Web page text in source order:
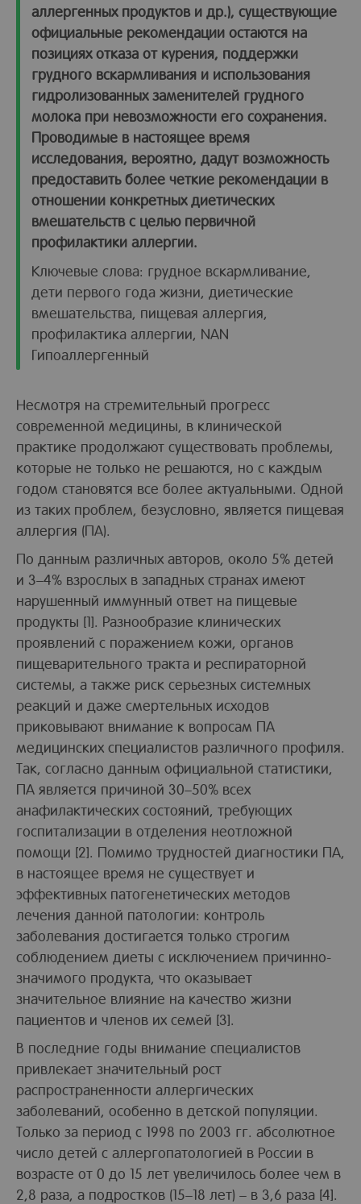
аллергенных продуктов и др.), существующие
официальные рекомендации остаются на
позициях отказа от курения, поддержки
грудного вскармливания и использования
гидролизованных заменителей грудного
молока при невозможности его сохранения.
Проводимые в настоящее время
исследования, вероятно, дадут возможность
предоставить более четкие рекомендации в
отношении конкретных диетических
вмешательств c целью первичной
профилактики аллергии.
Ключевые слова: грудное вскармливание,
дети первого года жизни, диетические
вмешательства, пищевая аллергия,
профилактика аллергии, NAN
Гипоаллергенный
Несмотря на стремительный прогресс
современной медицины, в клинической
практике продолжают существовать проблемы,
которые не только не решаются, но с каждым
годом становятся все более актуальными. Одной
из таких проблем, безусловно, является пищевая
аллергия (ПА).
По данным различных авторов, около 5% детей
и 3–4% взрослых в западных странах имеют
нарушенный иммунный ответ на пищевые
продукты [1]. Разнообразие клинических
проявлений с поражением кожи, органов
пищеварительного тракта и респираторной
системы, а также риск серьезных системных
реакций и даже смертельных исходов
приковывают внимание к вопросам ПА
медицинских специалистов различного профиля.
Так, согласно данным официальной статистики,
ПА является причиной 30–50% всех
анафилактических состояний, требующих
госпитализации в отделения неотложной
помощи [2]. Помимо трудностей диагностики ПА,
в настоящее время не существует и
эффективных патогенетических методов
лечения данной патологии: контроль
заболевания достигается только строгим
соблюдением диеты с исключением причинно-
значимого продукта, что оказывает
значительное влияние на качество жизни
пациентов и членов их семей [3].
В последние годы внимание специалистов
привлекает значительный рост
распространенности аллергических
заболеваний, особенно в детской популяции.
Только за период с 1998 по 2003 гг. абсолютное
число детей с аллергопатологией в России в
возрасте от 0 до 15 лет увеличилось более чем в
2,8 раза, а подростков (15–18 лет) – в 3,6 раза [4].